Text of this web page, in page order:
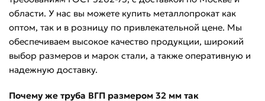
области. У нас вы можете купить металлопрокат как
оптом, так и в розницу по привлекательной цене. Мы
обеспечиваем высокое качество продукции, широкий
выбор размеров и марок стали, а также оперативную и
надежную доставку.
Почему же труба ВГП размером 32 мм так